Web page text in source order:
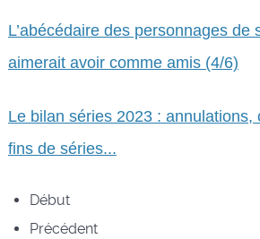
L’abécédaire des personnages de
aimerait avoir comme amis (4/6)
Le bilan séries 2023 :
fins de séries...
Début
Précédent